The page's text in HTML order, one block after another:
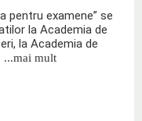
pentru examene” se
la Academia de
la Academia de
...mai mult